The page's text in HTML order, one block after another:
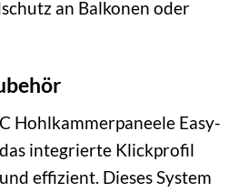
an Balkonen oder
Hohlkammerpaneele Easy-
integrierte Klickprofil
effizient. Dieses System